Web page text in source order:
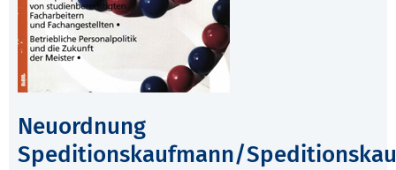
Neuordnung
Speditionskaufmann/